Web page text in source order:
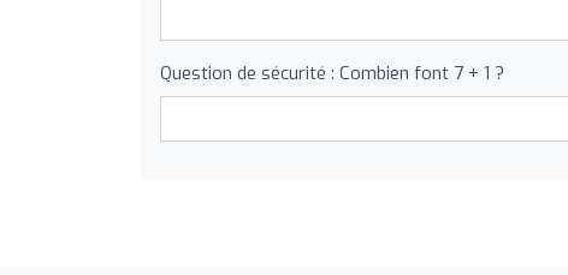
Question de sécurité : Combien font 7 + 1 ?